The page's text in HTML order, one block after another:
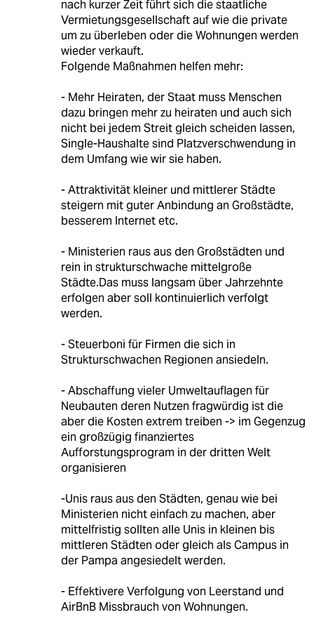
nach kurzer Zeit führt sich die staatliche
Vermietungsgesellschaft auf wie die private
um zu überleben oder die Wohnungen werden
wieder verkauft.
Folgende Maßnahmen helfen mehr:
- Mehr Heiraten, der Staat muss Menschen
dazu bringen mehr zu heiraten und auch sich
nicht bei jedem Streit gleich scheiden lassen,
Single-Haushalte sind Platzverschwendung in
dem Umfang wie wir sie haben.
- Attraktivität kleiner und mittlerer Städte
steigern mit guter Anbindung an Großstädte,
besserem Internet etc.
- Ministerien raus aus den Großstädten und
rein in strukturschwache mittelgroße
Städte.Das muss langsam über Jahrzehnte
erfolgen aber soll kontinuierlich verfolgt
werden.
- Steuerboni für Firmen die sich in
Strukturschwachen Regionen ansiedeln.
- Abschaffung vieler Umweltauflagen für
Neubauten deren Nutzen fragwürdig ist die
aber die Kosten extrem treiben -> im Gegenzug
ein großzügig finanziertes
Aufforstungsprogram in der dritten Welt
organisieren
-Unis raus aus den Städten, genau wie bei
Ministerien nicht einfach zu machen, aber
mittelfristig sollten alle Unis in kleinen bis
mittleren Städten oder gleich als Campus in
der Pampa angesiedelt werden.
- Effektivere Verfolgung von Leerstand und
AirBnB Missbrauch von Wohnungen.